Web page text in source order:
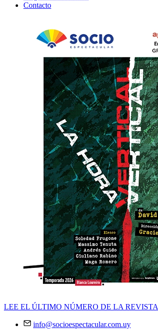
Contacto
LEE EL ÚLTIMO NÚMERO DE LA REVISTA
info@socioespectacular.com.uy